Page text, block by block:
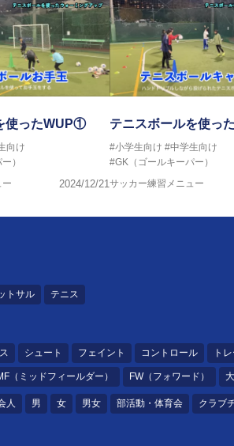
使ったWUP①
向け
）
ー
2024/12/21
テニスボールを使っ
#小学生向け #中学生向け
#GK（ゴールキーパー）
サッカー練習メニュー
トサル テニス
シュート フェイント コントロール ト
（ミッドフィールダー） FW（フォワード）
人 男 女 男女 部活動・体育会 クラブ